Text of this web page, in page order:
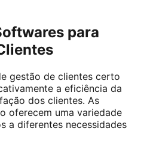
para
gestão de clientes certo
a eficiência da
dos clientes. As
oferecem uma variedade
a diferentes necessidades